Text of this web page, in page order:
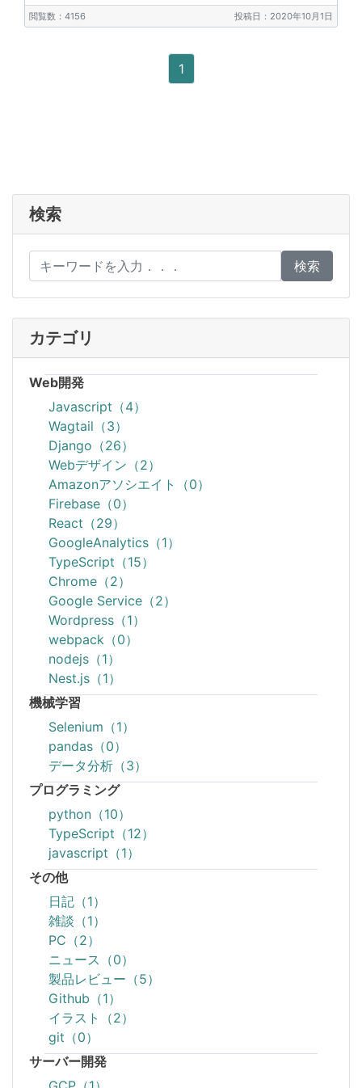
閲覧数：4156 投稿日：2020年10月1日
1
検索
検索
カテゴリ
Web開発
Javascript（4）
Wagtail（3）
Django（26）
Webデザイン（2）
Amazonアソシエイト（0）
Firebase（0）
React（29）
GoogleAnalytics（1）
TypeScript（15）
Chrome（2）
Google Service（2）
Wordpress（1）
webpack（0）
nodejs（1）
Nest.js（1）
機械学習
Selenium（1）
pandas（0）
データ分析（3）
プログラミング
python（10）
TypeScript（12）
javascript（1）
その他
日記（1）
雑談（1）
PC（2）
ニュース（0）
製品レビュー（5）
Github（1）
イラスト（2）
git（0）
サーバー開発